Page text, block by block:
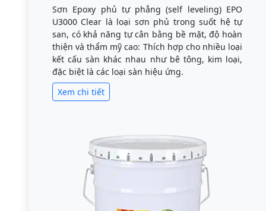
Sơn Epoxy phủ tự phẳng (self leveling) EPO
U3000 Clear là loại sơn phủ trong suốt hệ tự
san, có khả năng tự cân bằng bề mặt, độ hoàn
thiện và thẩm mỹ cao: Thích hợp cho nhiều loại
kết cấu sàn khác nhau như bê tông, kim loại,
đặc biệt là các loại sàn hiệu ứng.
Xem chi tiết